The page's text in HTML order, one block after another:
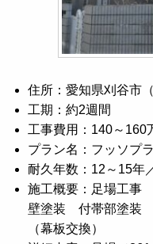
住所：愛知県刈谷市（
工期：約2週間
工事費用：140～160
プラン名：フッソプ
耐久年数：12～15年
施工概要：足場工
壁塗装 付帯部塗装
（幕板交換）